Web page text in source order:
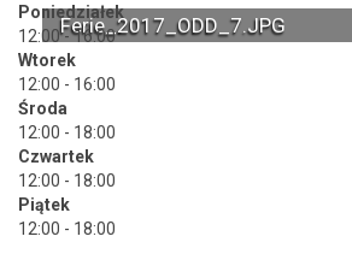
Ferie_2017_ODD_7.JPG
Poniedziałek
12:00 - 16:00
Wtorek
12:00 - 16:00
Środa
12:00 - 18:00
Czwartek
12:00 - 18:00
Piątek
12:00 - 18:00